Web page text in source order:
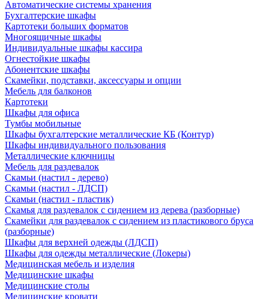
Автоматические системы хранения
Бухгалтерские шкафы
Картотеки больших форматов
Многоящичные шкафы
Индивидуальные шкафы кассира
Огнестойкие шкафы
Абонентские шкафы
Скамейки, подставки, аксессуары и опции
Мебель для балконов
Картотеки
Шкафы для офиса
Тумбы мобильные
Шкафы бухгалтерские металлические КБ (Контур)
Шкафы индивидуального пользования
Металлические ключницы
Мебель для раздевалок
Скамьи (настил - дерево)
Скамьи (настил - ЛДСП)
Скамьи (настил - пластик)
Скамья для раздевалок с сидением из дерева (разборные)
Скамейки для раздевалок с сидением из пластикового бруса
(разборные)
Шкафы для верхней одежды (ЛДСП)
Шкафы для одежды металлические (Локеры)
Медицинская мебель и изделия
Медицинские шкафы
Медицинские столы
Медицинские кровати